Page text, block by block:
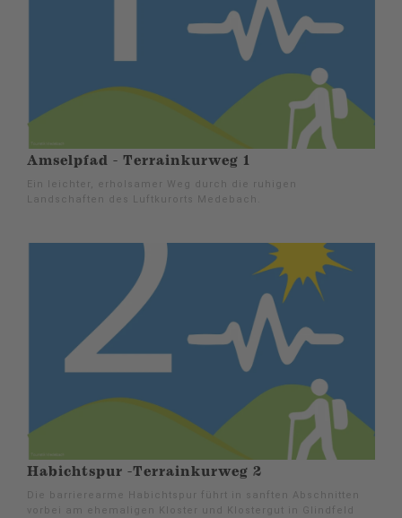
Amselpfad - Terrainkurweg 1
Ein leichter, erholsamer Weg durch die ruhigen
Landschaften des Luftkurorts Medebach.
Habichtspur -Terrainkurweg 2
Die barrierearme Habichtspur führt in sanften Abschnitten
vorbei am ehemaligen Kloster und Klostergut in Glindfeld